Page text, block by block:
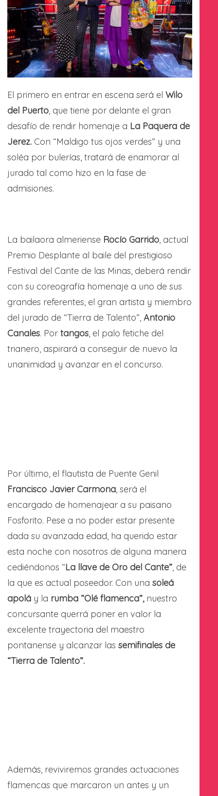
El primero en entrar en escena será el Wilo
del Puerto , que tiene por delante el gran
desafío de rendir homenaje a La Paquera de
Jerez. Con “Maldigo tus ojos verdes” y una
soléa por bulerías, tratará de enamorar al
jurado tal como hizo en la fase de
admisiones.
La bailaora almeriense Rocío Garrido, actual
Premio Desplante al baile del prestigioso
Festival del Cante de las Minas, deberá rendir
con su coreografía homenaje a uno de sus
grandes referentes, el gran artista y miembro
del jurado de “Tierra de Talento”, Antonio
Canales. Por tangos, el palo fetiche del
trianero, aspirará a conseguir de nuevo la
unanimidad y avanzar en el concurso.
Por último, el flautista de Puente Genil
Francisco Javier Carmona, será el
encargado de homenajear a su paisano
Fosforito. Pese a no poder estar presente
dada su avanzada edad, ha querido estar
esta noche con nosotros de alguna manera
cediéndonos “La llave de Oro del Cante”, de
la que es actual poseedor. Con una soleá
apolá y la rumba “Olé flamenca”,nuestro
concursante querrá poner en valor la
excelente trayectoria del maestro
pontanense y alcanzar las semifinales de
“Tierra de Talento”.
Además, reviviremos grandes actuaciones
flamencas que marcaron un antes y un